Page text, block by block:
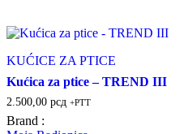
KUĆICE ZA PTICE
Kućica za ptice – TREND III
2.500,00 рсд +PTT
Brand :